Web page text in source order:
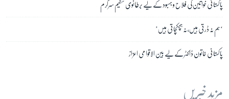
پاکستانی خواتین کی فلاح و بہبود کے لیے برطانوی تنظیم سرگرم
‘ہم نہ ڈرتی ہیں، نہ ہچکچاتی ہیں’
پاکستانی خاتون ڈاکٹر کے لیے بین الاقوامی اعزاز
مزید خبریں